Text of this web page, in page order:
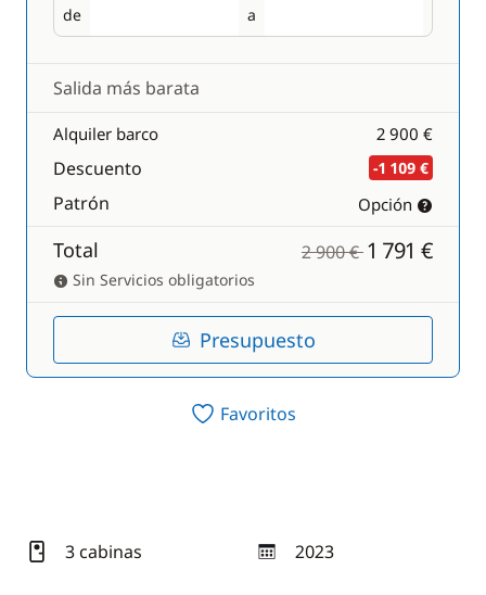
de
Salida a
Regreso
Salida más barata
Alquiler barco 2 900 €
Descuento -1 109 €
Patrón Opción
Total 2 900 €1 791 €
Sin Servicios obligatorios
Presupuesto
Favoritos
3 cabinas 2023
año